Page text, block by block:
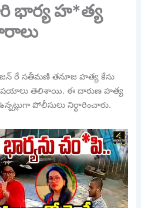
భార్య హ*త్య
రే సతీమణి తనూజ హత్య కేసు
విషయాలు తెలిశాయి. ఈ దారుణ హత్య
పోలీసులు నిర్ధారించారు.